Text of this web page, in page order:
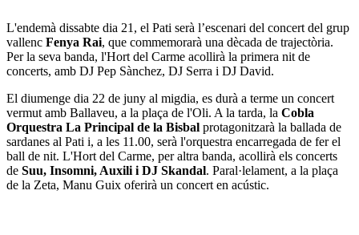
L'endemà dissabte dia 21, el Pati serà l’escenari del concert del grup
vallenc Fenya Rai, que commemorarà una dècada de trajectòria.
Per la seva banda, l'Hort del Carme acollirà la primera nit de
concerts, amb DJ Pep Sànchez, DJ Serra i DJ David.
El diumenge dia 22 de juny al migdia, es durà a terme un concert
vermut amb Ballaveu, a la plaça de l'Oli. A la tarda, la Cobla
Orquestra La Principal de la Bisbal protagonitzarà la ballada de
sardanes al Pati i, a les 11.00, serà l'orquestra encarregada de fer el
ball de nit. L'Hort del Carme, per altra banda, acollirà els concerts
de Suu, Insomni, Auxili i DJ Skandal. Paral·lelament, a la plaça
de la Zeta, Manu Guix oferirà un concert en acústic.